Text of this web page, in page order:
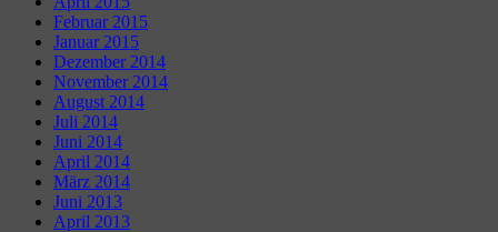
Februar 2015
Januar 2015
Dezember 2014
November 2014
August 2014
Juli 2014
Juni 2014
April 2014
März 2014
Juni 2013
April 2013